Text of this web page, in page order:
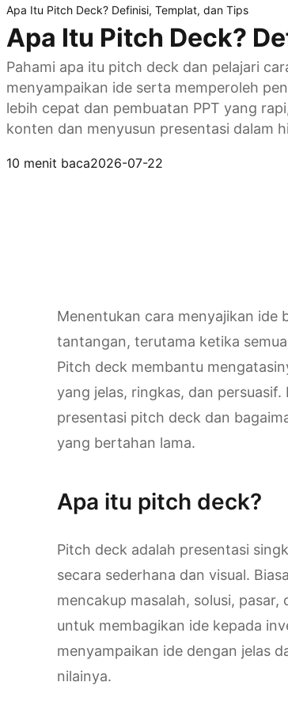
Apa Itu Pitch Deck? Definisi, Templat, dan Tips
Apa Itu Pitch Deck?
Pahami apa itu pitch deck dan pelajari
menyampaikan ide serta memperoleh
lebih cepat dan pembuatan PPT yang
konten dan menyusun presentasi dalam
10 menit baca2026-07-22
Menentukan cara menyajikan ide
tantangan, terutama ketika
Pitch deck membantu
yang jelas, ringkas, dan
presentasi pitch deck dan
yang bertahan lama.
Apa itu pitch deck?
Pitch deck adalah presentasi
secara sederhana dan visual.
mencakup masalah, solusi,
untuk membagikan ide kepada
menyampaikan ide dengan jelas
nilainya.